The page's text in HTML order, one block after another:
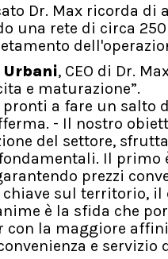
Dr. Max ricorda
una rete di circa
Urbani, CEO di Dr.
e maturazione”.
pronti a fare un salto
- Il nostro
del settore,
Il primo
prezzi
sul territorio, il
è la sfida che
con la maggiore
e servizio